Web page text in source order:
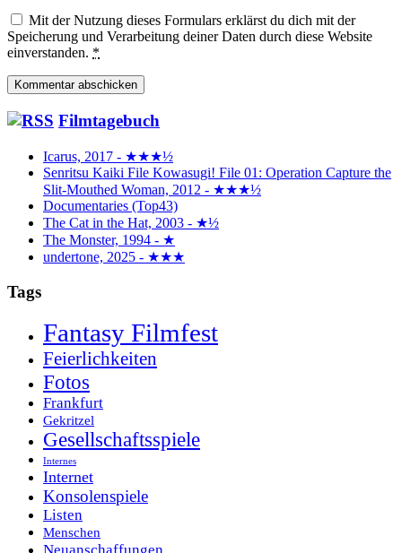
Mit der Nutzung dieses Formulars erklärst du dich mit der
Speicherung und Verarbeitung deiner Daten durch diese Website
einverstanden. *
Filmtagebuch
Icarus, 2017 - ★★★½
Senritsu Kaiki File Kowasugi! File 01: Operation Capture the
Slit-Mouthed Woman, 2012 - ★★★½
Documentaries (Top43)
The Cat in the Hat, 2003 - ★½
The Monster, 1994 - ★
undertone, 2025 - ★★★
Tags
Fantasy Filmfest
Feierlichkeiten
Fotos
Frankfurt
Gekritzel
Gesellschaftsspiele
Internes
Internet
Konsolenspiele
Listen
Menschen